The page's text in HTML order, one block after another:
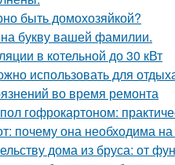
быть домохозяйкой?
букву вашей фамилии.
в котельной до 30 кВт
использовать для
во время ремонта
гофрокартоном:
почему она необходима
дома из бруса: от